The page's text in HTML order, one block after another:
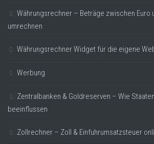
Währungsrechner – Beträge zwischen Euro
umrechnen
Währungsrechner Widget für die eigene
Werbung
Zentralbanken & Goldreserven – Wie
beeinflussen
Zollrechner – Zoll & Einfuhrumsatzsteuer